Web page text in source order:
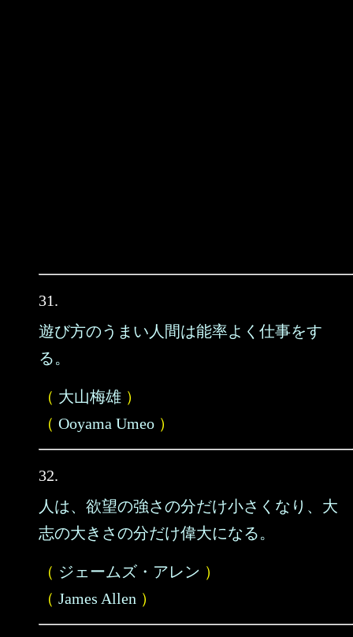
31.
遊び方のうまい人間は能率よく仕事をす
る。
（ 大山梅雄 ）
（ Ooyama Umeo ）
32.
人は、欲望の強さの分だけ小さくなり、大
志の大きさの分だけ偉大になる。
（ ジェームズ・アレン ）
（ James Allen ）